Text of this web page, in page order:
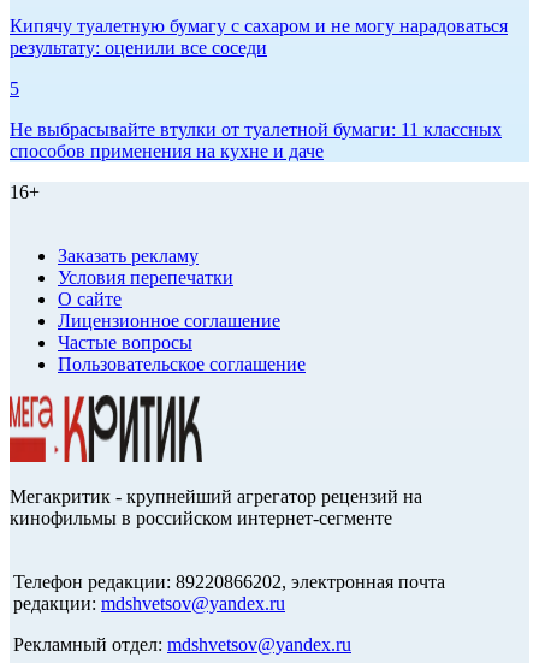
Кипячу туалетную бумагу с сахаром и не могу нарадоваться
результату: оценили все соседи
5
Не выбрасывайте втулки от туалетной бумаги: 11 классных
способов применения на кухне и даче
16+
Заказать рекламу
Условия перепечатки
О сайте
Лицензионное соглашение
Частые вопросы
Пользовательское соглашение
Мегакритик - крупнейший агрегатор рецензий на
кинофильмы в российском интернет-сегменте
Телефон редакции: 89220866202, электронная почта
редакции: mdshvetsov@yandex.ru
Рекламный отдел: mdshvetsov@yandex.ru